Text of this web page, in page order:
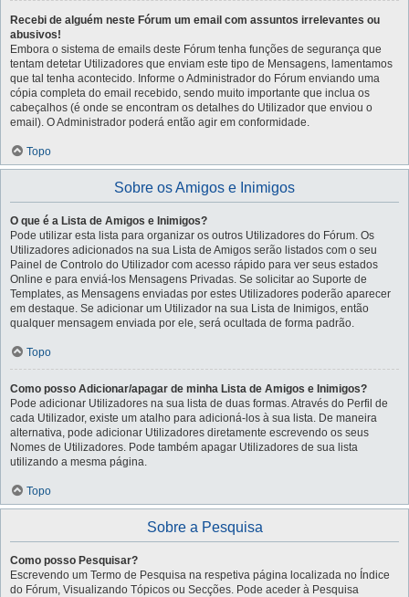
Recebi de alguém neste Fórum um email com assuntos irrelevantes ou
abusivos!
Embora o sistema de emails deste Fórum tenha funções de segurança que
tentam detetar Utilizadores que enviam este tipo de Mensagens, lamentamos
que tal tenha acontecido. Informe o Administrador do Fórum enviando uma
cópia completa do email recebido, sendo muito importante que inclua os
cabeçalhos (é onde se encontram os detalhes do Utilizador que enviou o
email). O Administrador poderá então agir em conformidade.
Topo
Sobre os Amigos e Inimigos
O que é a Lista de Amigos e Inimigos?
Pode utilizar esta lista para organizar os outros Utilizadores do Fórum. Os
Utilizadores adicionados na sua Lista de Amigos serão listados com o seu
Painel de Controlo do Utilizador com acesso rápido para ver seus estados
Online e para enviá-los Mensagens Privadas. Se solicitar ao Suporte de
Templates, as Mensagens enviadas por estes Utilizadores poderão aparecer
em destaque. Se adicionar um Utilizador na sua Lista de Inimigos, então
qualquer mensagem enviada por ele, será ocultada de forma padrão.
Topo
Como posso Adicionar/apagar de minha Lista de Amigos e Inimigos?
Pode adicionar Utilizadores na sua lista de duas formas. Através do Perfil de
cada Utilizador, existe um atalho para adicioná-los à sua lista. De maneira
alternativa, pode adicionar Utilizadores diretamente escrevendo os seus
Nomes de Utilizadores. Pode também apagar Utilizadores de sua lista
utilizando a mesma página.
Topo
Sobre a Pesquisa
Como posso Pesquisar?
Escrevendo um Termo de Pesquisa na respetiva página localizada no Índice
do Fórum, Visualizando Tópicos ou Secções. Pode aceder à Pesquisa